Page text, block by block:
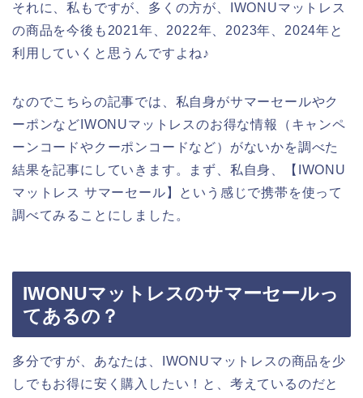
それに、私もですが、多くの方が、IWONUマットレス
の商品を今後も2021年、2022年、2023年、2024年と
利用していくと思うんですよね♪
なのでこちらの記事では、私自身がサマーセールやク
ーポンなどIWONUマットレスのお得な情報（キャンペ
ーンコードやクーポンコードなど）がないかを調べた
結果を記事にしていきます。まず、私自身、【IWONU
マットレス サマーセール】という感じで携帯を使って
調べてみることにしました。
IWONUマットレスのサマーセールっ
てあるの？
多分ですが、あなたは、IWONUマットレスの商品を少
しでもお得に安く購入したい！と、考えているのだと